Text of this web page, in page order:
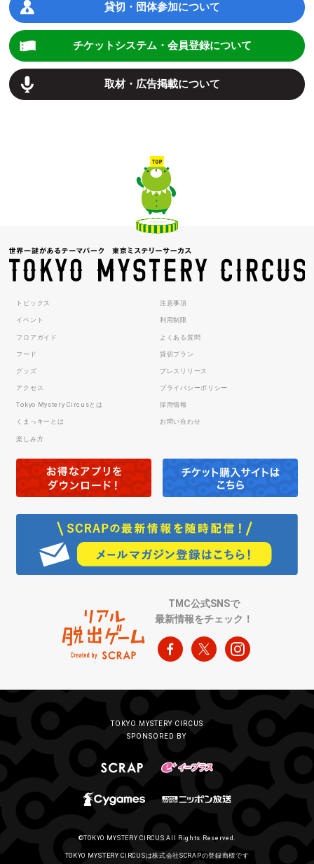
貸切・団体参加について
チケットシステム・会員登録について
取材・広告掲載について
トピックス
イベント
フロアガイド
フード
グッズ
アクセス
Tokyo Mystery Circusとは
くまっキーとは
楽しみ方
注意事項
利用制限
よくある質問
貸切プラン
プレスリリース
プライバシーポリシー
採用情報
お問い合わせ
TMC公式SNSで
最新情報をチェック！
TOKYO MYSTERY CIRCUS
SPONSORED BY
©TOKYO MYSTERY CIRCUS All Rights Reserved.
TOKYO MYSTERY CIRCUSは株式会社SCRAPの登録商標です